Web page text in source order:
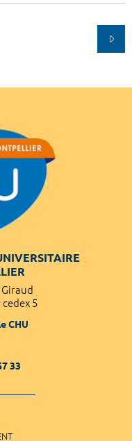
5
CHU
33